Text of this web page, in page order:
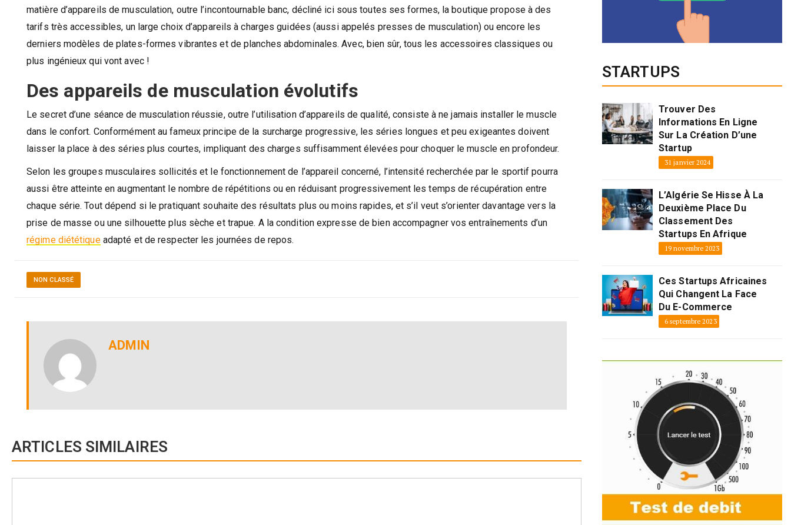
matière d’appareils de musculation, outre l’incontournable banc, décliné ici sous toutes ses formes, la boutique propose à des
tarifs très accessibles, un large choix d’appareils à charges guidées (aussi appelés presses de musculation) ou encore les
derniers modèles de plates-formes vibrantes et de planches abdominales. Avec, bien sûr, tous les accessoires classiques ou
plus ingénieux qui vont avec !
Des appareils de musculation évolutifs
Le secret d’une séance de musculation réussie, outre l’utilisation d’appareils de qualité, consiste à ne jamais installer le muscle
dans le confort. Conformément au fameux principe de la surcharge progressive, les séries longues et peu exigeantes doivent
laisser la place à des séries plus courtes, impliquant des charges suffisamment élevées pour choquer le muscle en profondeur.
Selon les groupes musculaires sollicités et le fonctionnement de l’appareil concerné, l’intensité recherchée par le sportif pourra
aussi être atteinte en augmentant le nombre de répétitions ou en réduisant progressivement les temps de récupération entre
chaque série. Tout dépend si le pratiquant souhaite des résultats plus ou moins rapides, et s’il veut s’orienter davantage vers la
prise de masse ou une silhouette plus sèche et trapue. A la condition expresse de bien accompagner vos entraînements d’un
régime diététiqueadapté et de respecter les journées de repos.
NON CLASSÉ
ADMIN
ARTICLES SIMILAIRES
STARTUPS
Trouver Des
Informations En Ligne
Sur La Création D’une
Startup
31 janvier 2024
L’Algérie Se Hisse À La
Deuxième Place Du
Classement Des
Startups En Afrique
19 novembre 2023
Ces Startups Africaines
Qui Changent La Face
Du E-Commerce
6 septembre 2023